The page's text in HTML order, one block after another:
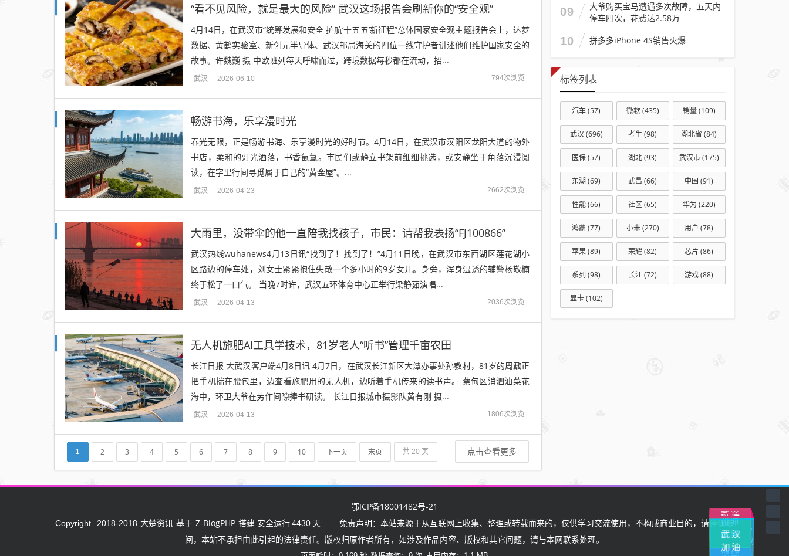
“看不见风险，就是最大的风险” 武汉这场报告会刷新你的“安全观”
4月14日，在武汉市“统筹发展和安全 护航‘十五五’新征程”总体国家安全观主题报告会上，达梦
数据、黄鹤实验室、新创元半导体、武汉邮局海关的四位一线守护者讲述他们维护国家安全的
故事。许魏巍 摄 中欧班列每天呼啸而过，跨境数据每秒都在流动，招...
武汉 2026-06-10 794次浏览
畅游书海，乐享漫时光
春光无限，正是畅游书海、乐享漫时光的好时节。4月14日，在武汉市汉阳区龙阳大道的物外
书店，柔和的灯光洒落，书香氤氲。市民们或静立书架前细细挑选，或安静坐于角落沉浸阅
读，在字里行间寻觅属于自己的“黄金屋”。...
武汉 2026-04-23 2662次浏览
大雨里，没带伞的他一直陪我找孩子，市民：请帮我表扬“FJ100866”
武汉热线wuhanews4月13日讯“找到了！找到了！”4月11日晚，在武汉市东西湖区莲花湖小
区路边的停车处，刘女士紧紧抱住失散一个多小时的9岁女儿。身旁，浑身湿透的辅警杨敬楠
终于松了一口气。 当晚7时许，武汉五环体育中心正举行梁静茹演唱...
武汉 2026-04-13 2036次浏览
无人机施肥AI工具学技术，81岁老人“听书”管理千亩农田
长江日报 大武汉客户端4月8日讯 4月7日，在武汉长江新区大潭办事处孙教村，81岁的周鼐正
把手机揣在腰包里，边查看施肥用的无人机，边听着手机传来的读书声。 蔡甸区消泗油菜花
海中，环卫大爷在劳作间隙捧书研读。 长江日报城市摄影队黄有刚 摄...
武汉 2026-04-13 1806次浏览
1 2 3 4 5 6 7 8 9 10 下一页 末页 共 20 页 点击查看更多
09
大爷购买宝马遭遇多次故障，五天内
停车四次，花费达2.58万
10 拼多多iPhone 4S销售火爆
标签列表
汽车(57) 微软(435) 销量(109)
武汉 (696) 考生 (98) 湖北省 (84)
医保(57) 湖北(93) 武汉市(175)
东湖 (69) 武昌 (66) 中国 (91)
性能(66) 社区 (65) 华为 (220)
鸿蒙(77) 小米(270) 用户 (78)
苹果(89) 荣耀(82) 芯片 (86)
系列 (98) 长江(72) 游戏(88)
显卡(102)
鄂ICP备18001482号-21
Copyright 2018-2018 大楚资讯 基于 Z-BlogPHP 搭建 安全运行4430 天
免责声明：本站来源于从互联网上收集、整理或转载而来的，仅供学习交流使用，不构成商业目的，请谨慎参
阅，本站不承担由此引起的法律责任。版权归原作者所有，如涉及作品内容、版权和其它问题，请与本网联系处理。
武汉
加油
中国
加油 湖北加
油
中
国
加油
武汉
挺住
加油